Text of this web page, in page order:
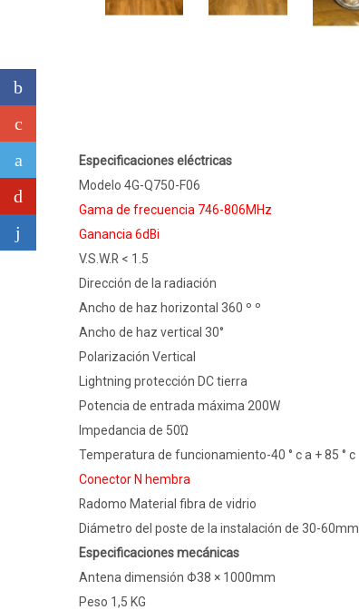
Especificaciones eléctricas
Modelo 4G-Q750-F06
Gama de frecuencia 746-806MHz
Ganancia 6dBi
V.S.W.R < 1.5
Dirección de la radiación
Ancho de haz horizontal 360 º º
Ancho de haz vertical 30°
Polarización Vertical
Lightning protección DC tierra
Potencia de entrada máxima 200W
Impedancia de 50Ώ
Temperatura de funcionamiento-40 ° c a + 85 ° c
Conector N hembra
Radomo Material fibra de vidrio
Diámetro del poste de la instalación de 30-60mm
Especificaciones mecánicas
Antena dimensión Φ38 × 1000mm
Peso 1,5 KG